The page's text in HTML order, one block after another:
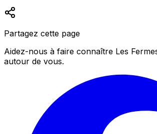
Partagez cette page
Aidez-nous à faire connaître Les
autour de vous.